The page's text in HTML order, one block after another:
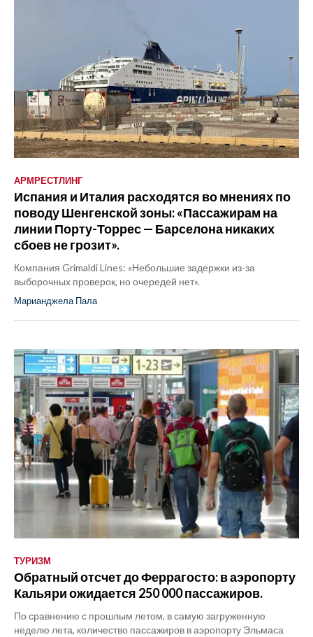
АРМРЕСТЛИНГ
Испания и Италия расходятся во мнениях по
поводу Шенгенской зоны: «Пассажирам на
линии Порту-Торрес — Барселона никаких
сбоев не грозит».
Компания Grimaldi Lines: «Небольшие задержки из-за
выборочных проверок, но очередей нет».
Марианджела Пала
ТУРИЗМ
Обратный отсчет до Феррагосто: в аэропорту
Кальяри ожидается 250 000 пассажиров.
По сравнению с прошлым летом, в самую загруженную
неделю лета, количество пассажиров в аэропорту Эльмаса